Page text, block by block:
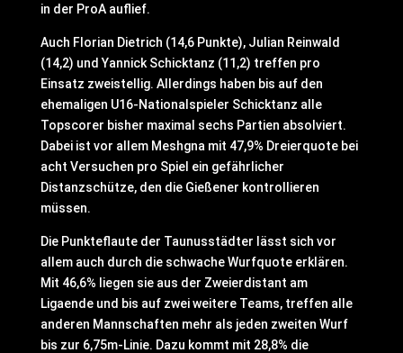
in der ProA auflief.
Auch Florian Dietrich (14,6 Punkte), Julian Reinwald
(14,2) und Yannick Schicktanz (11,2) treffen pro
Einsatz zweistellig. Allerdings haben bis auf den
ehemaligen U16-Nationalspieler Schicktanz alle
Topscorer bisher maximal sechs Partien absolviert.
Dabei ist vor allem Meshgna mit 47,9% Dreierquote bei
acht Versuchen pro Spiel ein gefährlicher
Distanzschütze, den die Gießener kontrollieren
müssen.
Die Punkteflaute der Taunusstädter lässt sich vor
allem auch durch die schwache Wurfquote erklären.
Mit 46,6% liegen sie aus der Zweierdistant am
Ligaende und bis auf zwei weitere Teams, treffen alle
anderen Mannschaften mehr als jeden zweiten Wurf
bis zur 6,75m-Linie. Dazu kommt mit 28,8% die